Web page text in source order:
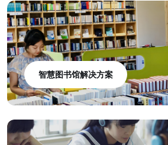
智慧图书馆解决方案